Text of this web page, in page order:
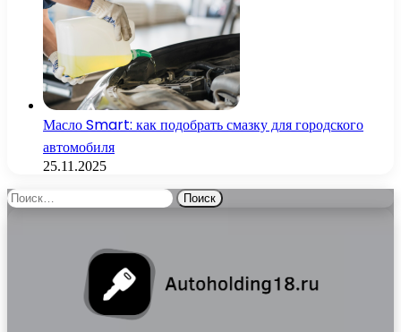
Масло Smart: как подобрать смазку для городского
автомобиля
25.11.2025
Найти: